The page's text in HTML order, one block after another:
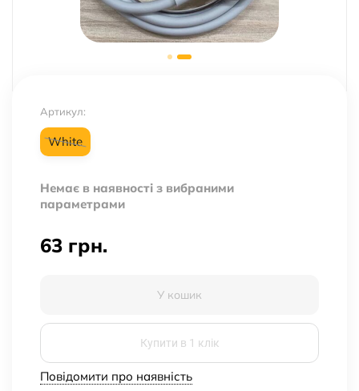
Артикул:
White
Немає в наявності з вибраними
параметрами
63 грн.
У кошик
Купити в 1 клік
Повідомити про наявність